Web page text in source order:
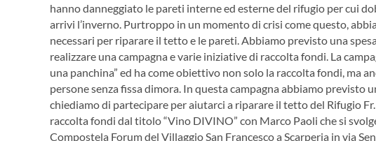
hanno danneggiato le pareti interne ed esterne del rifugio per cui
arrivi l’inverno. Purtroppo in un momento di crisi come questo,
necessari per riparare il tetto e le pareti. Abbiamo previsto una
realizzare una campagna e varie iniziative di raccolta fondi. La
una panchina” ed ha come obiettivo non solo la raccolta fondi, ma
persone senza fissa dimora. In questa campagna abbiamo previsto
chiediamo di partecipare per aiutarci a riparare il tetto del Rifugio
raccolta fondi dal titolo “Vino DIVINO” con Marco Paoli che si
Compostela Forum del Villaggio San Francesco a Scarperia in via